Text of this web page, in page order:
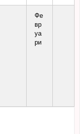
Фе
вр
уа
ри